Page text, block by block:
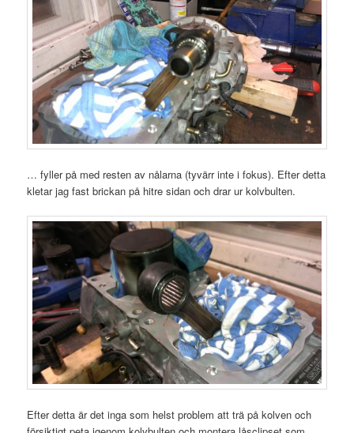
… fyller på med resten av nålarna (tyvärr inte i fokus). Efter detta
kletar jag fast brickan på hitre sidan och drar ur kolvbulten.
Efter detta är det inga som helst problem att trä på kolven och